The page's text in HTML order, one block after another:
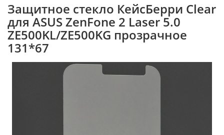
Защитное стекло КейсБерри Clear
для ASUS ZenFone 2 Laser 5.0
ZE500KL/ZE500KG прозрачное
131*67